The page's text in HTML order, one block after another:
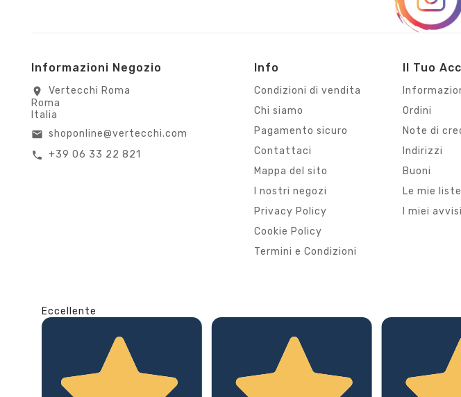
Informazioni Negozio
location_on
Vertecchi Roma
Roma
Italia
email shoponline@vertecchi.com
call +39 06 33 22 821
Info
Condizioni di vendita
Chi siamo
Pagamento sicuro
Contattaci
Mappa del sito
I nostri negozi
Privacy Policy
Cookie Policy
Termini e Condizioni
Il Tuo
Ordini
Note di
Indirizzi
Buoni
Le mie
I miei avvisi
Eccellente